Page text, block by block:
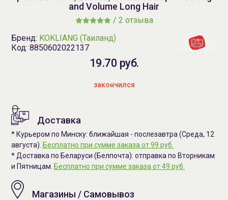
and Volume Long Hair
/ 2 отзыва
Бренд: KOKLIANG (Таиланд)
Код: 8850602022137
19.70 руб.
закончился
Доставка
* Курьером по Минску: ближайшая - послезавтра (Среда, 12
августа). Бесплатно при сумме заказа от 99 руб.
* Доставка по Беларуси (Белпочта): отправка по Вторникам
и Пятницам. Бесплатно при сумме заказа от 49 руб.
Магазины / Самовывоз